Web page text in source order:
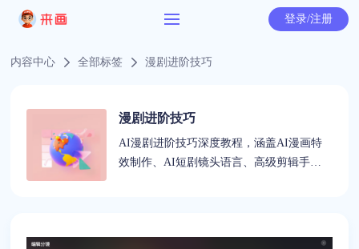
登录/注册
内容中心 全部标签 漫剧进阶技巧
漫剧进阶技巧
AI漫剧进阶技巧深度教程，涵盖AI漫画特
效制作、AI短剧镜头语言、高级剪辑手法